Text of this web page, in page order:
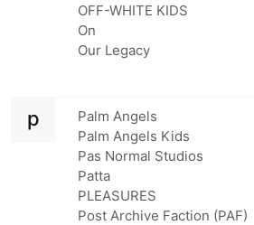
OFF-WHITE KIDS
On
Our Legacy
p
Palm Angels
Palm Angels Kids
Pas Normal Studios
Patta
PLEASURES
Post Archive Faction (PAF)